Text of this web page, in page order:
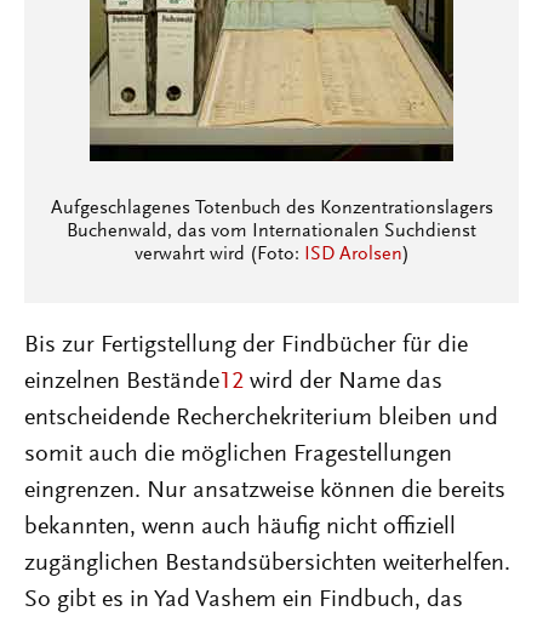
Aufgeschlagenes Totenbuch des Konzentrationslagers
Buchenwald, das vom Internationalen Suchdienst
verwahrt wird (Foto:
ISD Arolsen)
Bis zur Fertigstellung der Findbücher für die
einzelnen Bestände12 wird der Name das
entscheidende Recherchekriterium bleiben und
somit auch die möglichen Fragestellungen
eingrenzen. Nur ansatzweise können die bereits
bekannten, wenn auch häufig nicht offiziell
zugänglichen Bestandsübersichten weiterhelfen.
So gibt es in Yad Vashem ein Findbuch, das